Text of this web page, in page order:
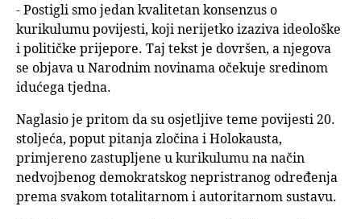
- Postigli smo jedan kvalitetan konsenzus o
kurikulumu povijesti, koji nerijetko izaziva ideološke
i političke prijepore. Taj tekst je dovršen, a njegova
se objava u Narodnim novinama očekuje sredinom
idućega tjedna.
Naglasio je pritom da su osjetljive teme povijesti 20.
stoljeća, poput pitanja zločina i Holokausta,
primjereno zastupljene u kurikulumu na način
nedvojbenog demokratskog nepristranog određenja
prema svakom totalitarnom i autoritarnom sustavu.